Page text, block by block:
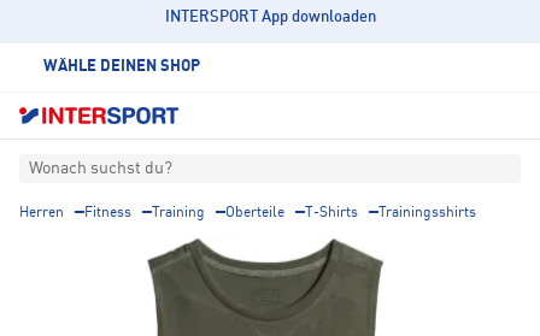
INTERSPORT App downloaden
WÄHLE DEINEN SHOP
Wonach suchst du?
Herren Fitness Training Oberteile T-Shirts Trainingsshirts